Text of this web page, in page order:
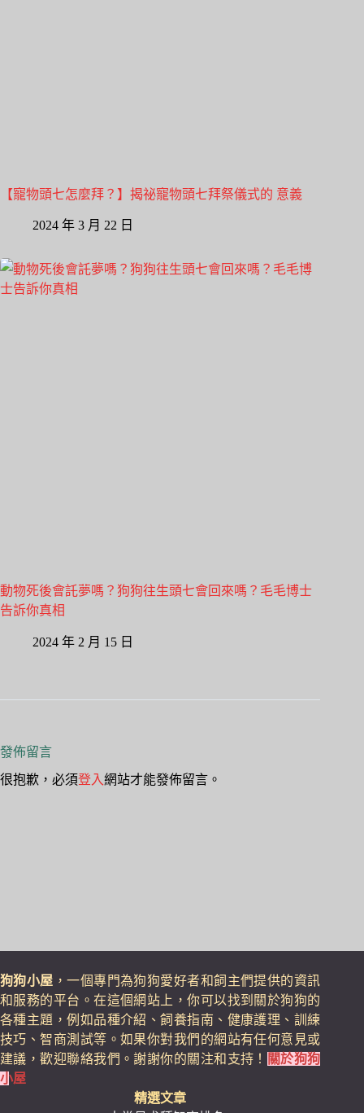
【寵物頭七怎麼拜？】揭祕寵物頭七拜祭儀式的 意義
2024 年 3 月 22 日
動物死後會託夢嗎？狗狗往生頭七會回來嗎？毛毛博士
告訴你真相
2024 年 2 月 15 日
發佈留言
很抱歉，必須登入網站才能發佈留言。
狗狗小屋 ，一個專門為狗狗愛好者和飼主們提供的資訊
和服務的平台。在這個網站上，你可以找到關於狗狗的
各種主題，例如品種介紹、飼養指南、健康護理、訓練
技巧、智商測試等。如果你對我們的網站有任何意見或
建議，歡迎聯絡我們。謝謝你的關注和支持！
關於狗狗
小屋
精選文章